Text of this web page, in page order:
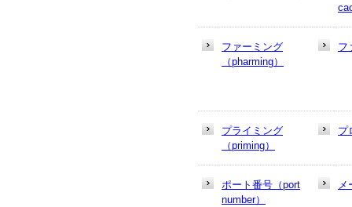
ファーミング
（pharming）
フ
プライミング
（priming）
プ
ポート番号（port
number）
メ